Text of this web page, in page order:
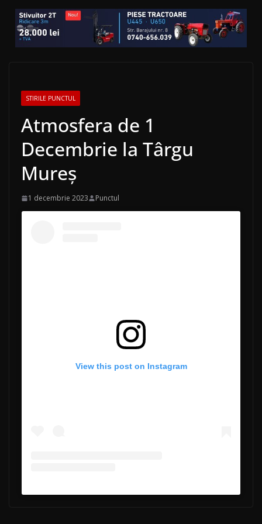
STIRILE PUNCTUL
Atmosfera de 1
Decembrie la Târgu
Mureș
1 decembrie 2023 Punctul
View this post on Instagram